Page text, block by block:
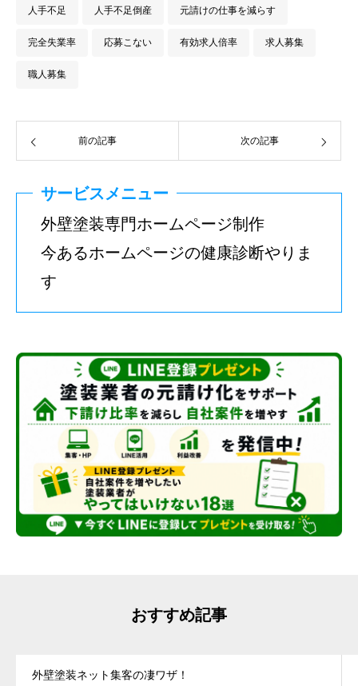
人手不足 人手不足倒産 元請けの仕事を減らす
完全失業率 応募こない 有効求人倍率 求人募集
職人募集
前の記事 次の記事
サービスメニュー
外壁塗装専門ホームページ制作
今あるホームページの健康診断やりま
す
おすすめ記事
外壁塗装ネット集客の凄ワザ！